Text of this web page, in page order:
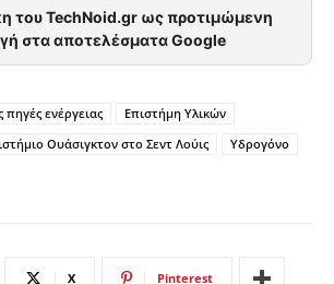
του TechNoid.gr ως προτιμώμενη
στα αποτελέσματα Google
πηγές ενέργειας
Επιστήμη Υλικών
Ουάσιγκτον στο Σεντ Λούις
Υδρογόνο
X Pinterest